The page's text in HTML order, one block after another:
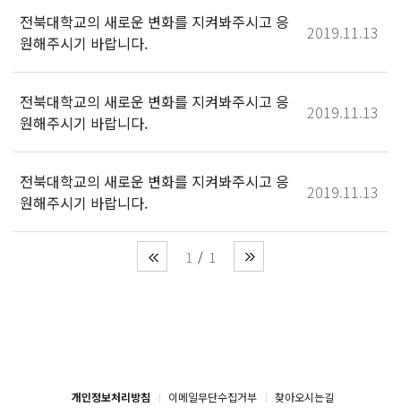
전북대학교의 새로운 변화를 지켜봐주시고 응
원해주시기 바랍니다.
2019.11.13
전북대학교의 새로운 변화를 지켜봐주시고 응
원해주시기 바랍니다.
2019.11.13
전북대학교의 새로운 변화를 지켜봐주시고 응
원해주시기 바랍니다.
2019.11.13
1 1
개인정보처리방침 이메일무단수집거부 찾아오시는길